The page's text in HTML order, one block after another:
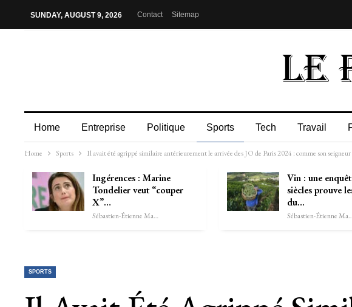
SUNDAY, AUGUST 9, 2026 Contact Sitemap
Home Entreprise Politique Sports Tech Travail
Home Sports Il avait été agrippé similaire antérieurement le arrivée des JO de Paris 2024 : comme son
Ingérences : Marine
Tondelier veut “couper
X”…
Sébastien-Étienne Marechal
Vin : une
siècles prouve
du…
Sébastien-
SPORTS